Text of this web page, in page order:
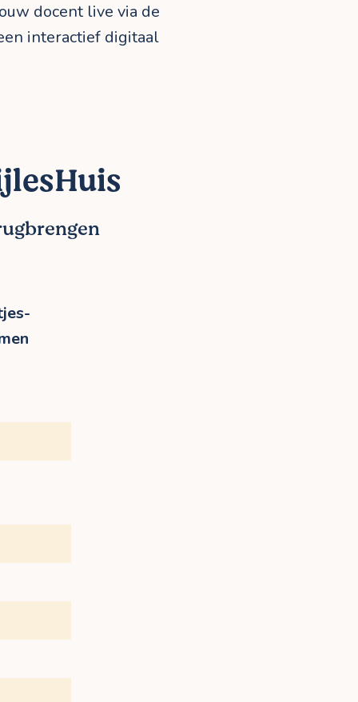
docent live via de
interactief digitaal